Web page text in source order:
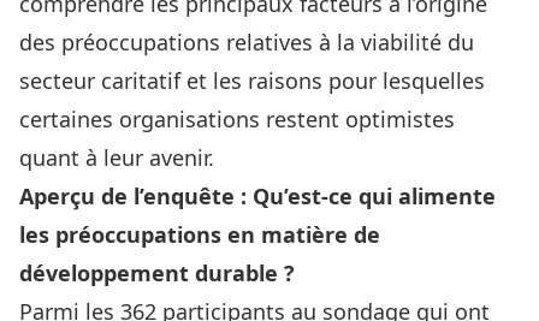
des préoccupations relatives à la viabilité du
secteur caritatif et les raisons pour lesquelles
certaines organisations restent optimistes
quant à leur avenir.
Aperçu de l’enquête : Qu’est-ce qui alimente
les préoccupations en matière de
développement durable ?
Parmi les 362 participants au sondage qui ont